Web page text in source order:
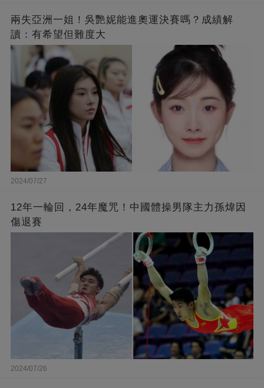
兩失亞洲一姐！吳艷妮能進奧運決賽嗎？成績解
讀：有希望但難度大
2024/07/27
12年一輪回，24年魔咒！中國體操男隊主力孫煒因
傷退賽
2024/07/26